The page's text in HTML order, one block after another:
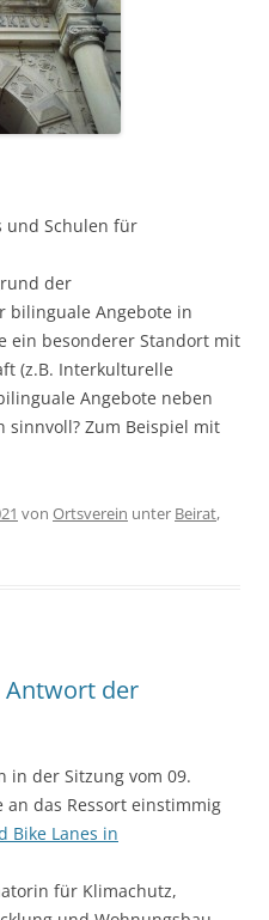
und Schulen für
der
bilinguale Angebote in
ein besonderer Standort mit
(z.B. Interkulturelle
Angebote neben
sinnvoll? Zum Beispiel mit
von Ortsverein unter Beirat,
Antwort der
in der Sitzung vom 09.
an das Ressort einstimmig
Bike Lanes in
für Klimachutz,